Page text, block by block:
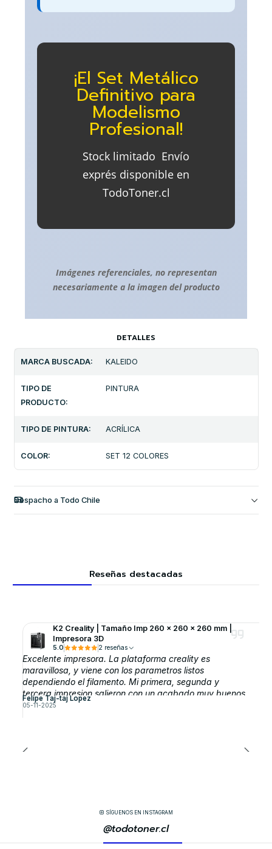
¡El Set Metálico
Definitivo para
Modelismo
Profesional!
Stock limitado  Envío
exprés disponible en
TodoToner.cl
Imágenes referenciales, no representan
necesariamente a la imagen del producto
DETALLES
MARCA BUSCADA: KALEIDO
TIPO DE
PRODUCTO:
PINTURA
TIPO DE PINTURA: ACRÍLICA
COLOR: SET 12 COLORES
Despacho a Todo Chile
Reseñas destacadas
K2 Creality | Tamaño Imp 260 x 260 x 260 mm |
Impresora 3D
5.0 2 reseñas
Excelente impresora. La plataforma creality es
maravillosa, y viene con los parametros listos
dependiendo el filamento. Mi primera, segunda y
tercera impresion salieron con un acabado muy buenos,
sin modificar parametros
Felipe Taj-taj Lopez
05-11-2025
SÍGUENOS EN INSTAGRAM
@todotoner.cl